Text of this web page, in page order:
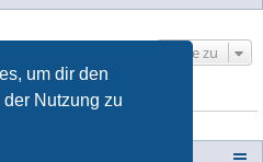
um dir den
Nutzung zu
Gehe zu
und 1 Gast